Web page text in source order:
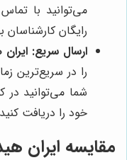
می‌توانید با
رایگان کارشناسان
ارسال سریع:
را در سریع‌ترین
شما می‌توانید در
خود را دریافت
مقایسه ایران